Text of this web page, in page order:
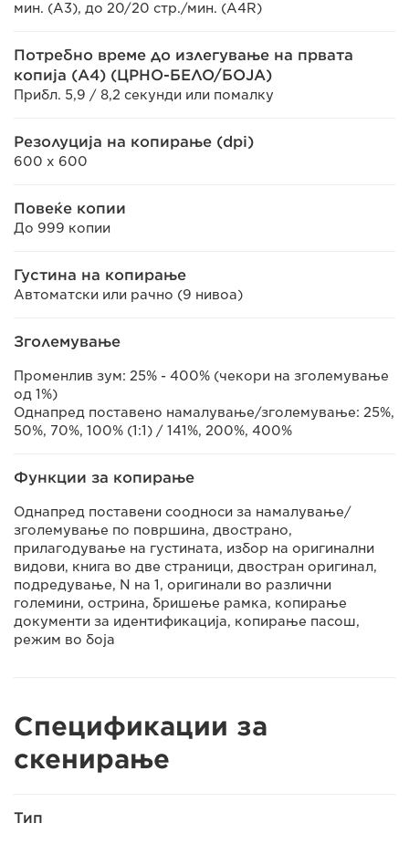
мин. (A3), до 20/20 стр./мин. (A4R)
Потребно време до излегување на првата
копија (A4) (ЦРНО-БЕЛО/БОЈА)
Прибл. 5,9 / 8,2 секунди или помалку
Резолуција на копирање (dpi)
600 x 600
Повеќе копии
До 999 копии
Густина на копирање
Автоматски или рачно (9 нивоа)
Зголемување
Променлив зум: 25% - 400% (чекори на зголемување
од 1%)
Однапред поставено намалување/зголемување: 25%,
50%, 70%, 100% (1:1) / 141%, 200%, 400%
Функции за копирање
Однапред поставени соодноси за намалување/
зголемување по површина, двострано,
прилагодување на густината, избор на оригинални
видови, книга во две страници, двостран оригинал,
подредување, N на 1, оригинали во различни
големини, острина, бришење рамка, копирање
документи за идентификација, копирање пасош,
режим во боја
Спецификации за
скенирање
Тип